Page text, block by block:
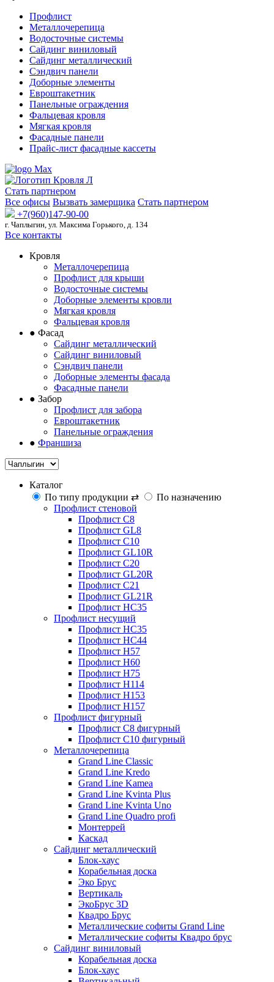
Профлист
Металлочерепица
Водосточные системы
Сайдинг виниловый
Сайдинг металлический
Сэндвич панели
Доборные элементы
Евроштакетник
Панельные ограждения
Фальцевая кровля
Мягкая кровля
Фасадные панели
Прайс-лист фасадные кассеты
Стать партнером
Все офисы Вызвать замерщика Стать партнером
+7(960)147-90-00
г. Чаплыгин, ул. Максима Горького, д. 134
Все контакты
Кровля
Металлочерепица
Профлист для крыши
Водосточные системы
Доборные элементы кровли
Мягкая кровля
Фальцевая кровля
● Фасад
Сайдинг металлический
Сайдинг виниловый
Сэндвич панели
Доборные элементы фасада
Фасадные панели
● Забор
Профлист для забора
Евроштакетник
Панельные ограждения
● Франшиза
Каталог
По типу продукции ⇄
По назначению
Профлист стеновой
Профлист С8
Профлист GL8
Профлист С10
Профлист GL10R
Профлист С20
Профлист GL20R
Профлист С21
Профлист GL21R
Профлист НС35
Профлист несущий
Профлист НС35
Профлист НС44
Профлист Н57
Профлист Н60
Профлист Н75
Профлист Н114
Профлист Н153
Профлист Н157
Профлист фигурный
Профлист С8 фигурный
Профлист С10 фигурный
Металлочерепица
Grand Line Classic
Grand Line Kredo
Grand Line Kamea
Grand Line Kvinta Plus
Grand Line Kvinta Uno
Grand Line Quadro profi
Монтеррей
Каскад
Сайдинг металлический
Блок-хаус
Корабельная доска
Эко Брус
Вертикаль
ЭкоБрус 3D
Квадро Брус
Металлические софиты Grand Line
Металлические софиты Квадро брус
Сайдинг виниловый
Корабельная доска
Блок-хаус